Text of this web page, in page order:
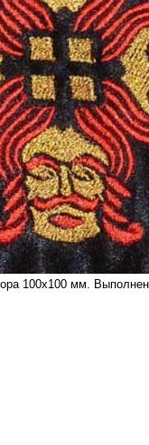
100х100 мм.